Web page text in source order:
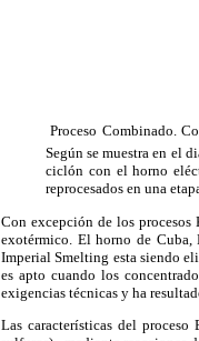
 Proceso Combinado.
Según se muestra en el
ciclón con el horno
reprocesados en una
Con excepción de los
exotérmico. El horno de Cuba,
Imperial Smelting esta siendo
es apto cuando los
exigencias técnicas y ha
Las características del